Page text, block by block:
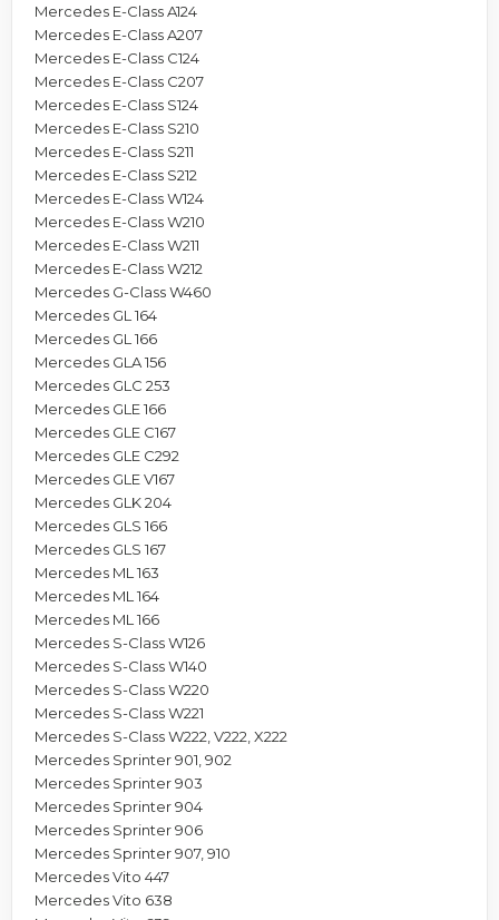
Mercedes E-Class A124
Mercedes E-Class A207
Mercedes E-Class C124
Mercedes E-Class C207
Mercedes E-Class S124
Mercedes E-Class S210
Mercedes E-Class S211
Mercedes E-Class S212
Mercedes E-Class W124
Mercedes E-Class W210
Mercedes E-Class W211
Mercedes E-Class W212
Mercedes G-Class W460
Mercedes GL 164
Mercedes GL 166
Mercedes GLA 156
Mercedes GLC 253
Mercedes GLE 166
Mercedes GLE C167
Mercedes GLE C292
Mercedes GLE V167
Mercedes GLK 204
Mercedes GLS 166
Mercedes GLS 167
Mercedes ML 163
Mercedes ML 164
Mercedes ML 166
Mercedes S-Class W126
Mercedes S-Class W140
Mercedes S-Class W220
Mercedes S-Class W221
Mercedes S-Class W222, V222, X222
Mercedes Sprinter 901, 902
Mercedes Sprinter 903
Mercedes Sprinter 904
Mercedes Sprinter 906
Mercedes Sprinter 907, 910
Mercedes Vito 447
Mercedes Vito 638